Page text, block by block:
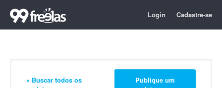
Login Cadastre-se
« Buscar todos os
Publique um